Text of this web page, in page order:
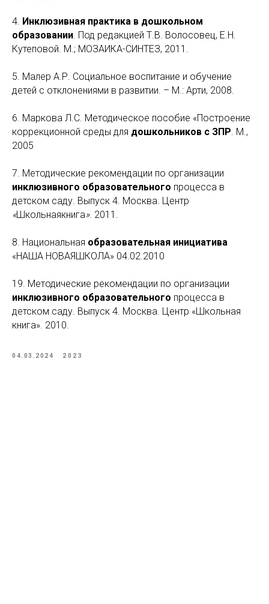
4. Инклюзивная практика в дошкольном
образовании. Под редакцией Т.В. Волосовец, Е.Н.
Кутеповой. М.; МОЗАИКА-СИНТЕЗ, 2011.
5. Малер А.Р. Социальное воспитание и обучение
детей с отклонениями в развитии. – М.: Арти, 2008.
6. Маркова Л.С. Методическое пособие «Построение
коррекционной среды для дошкольников с ЗПР. М.,
2005
7. Методические рекомендации по организации
инклюзивного образовательного процесса в
детском саду. Выпуск 4. Москва. Центр
«Школьнаякнига». 2011.
8. Национальная образовательная инициатива
«НАША НОВАЯШКОЛА» 04.02.2010
19. Методические рекомендации по организации
инклюзивного образовательного процесса в
детском саду. Выпуск 4. Москва. Центр «Школьная
книга». 2010.
04.03.2024 2023